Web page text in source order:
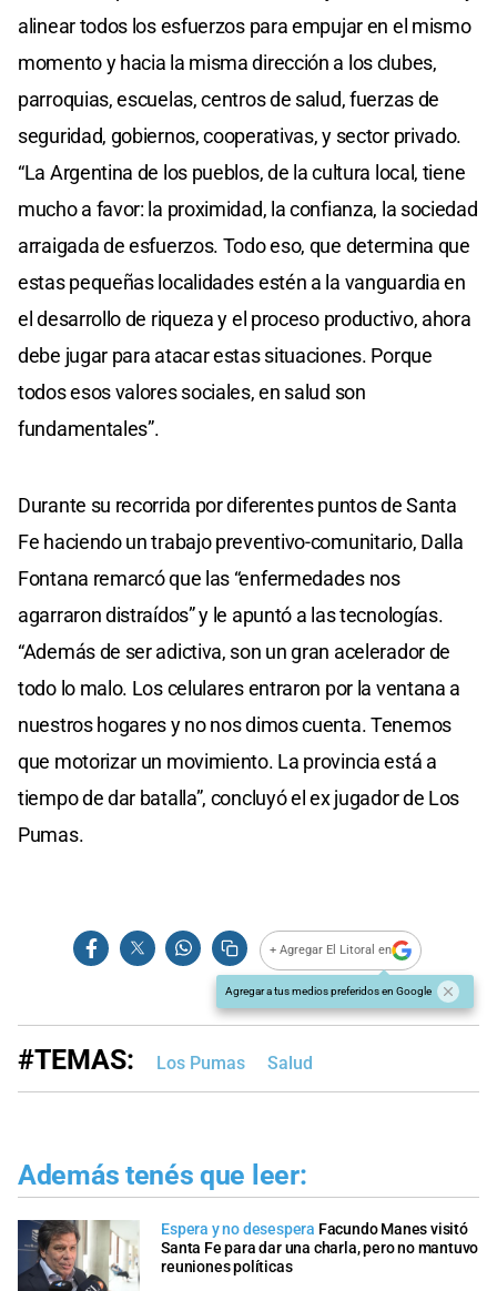
alinear todos los esfuerzos para empujar en el mismo
momento y hacia la misma dirección a los clubes,
parroquias, escuelas, centros de salud, fuerzas de
seguridad, gobiernos, cooperativas, y sector privado.
“La Argentina de los pueblos, de la cultura local, tiene
mucho a favor: la proximidad, la confianza, la sociedad
arraigada de esfuerzos. Todo eso, que determina que
estas pequeñas localidades estén a la vanguardia en
el desarrollo de riqueza y el proceso productivo, ahora
debe jugar para atacar estas situaciones. Porque
todos esos valores sociales, en salud son
fundamentales”.
Durante su recorrida por diferentes puntos de Santa
Fe haciendo un trabajo preventivo-comunitario, Dalla
Fontana remarcó que las “enfermedades nos
agarraron distraídos” y le apuntó a las tecnologías.
“Además de ser adictiva, son un gran acelerador de
todo lo malo. Los celulares entraron por la ventana a
nuestros hogares y no nos dimos cuenta. Tenemos
que motorizar un movimiento. La provincia está a
tiempo de dar batalla”, concluyó el ex jugador de Los
Pumas.
+ Agregar El Litoral en
Agregar a tus medios preferidos en Google
#TEMAS: Los Pumas Salud
Además tenés que leer:
Espera y no desespera Facundo Manes visitó
Santa Fe para dar una charla, pero no mantuvo
reuniones políticas